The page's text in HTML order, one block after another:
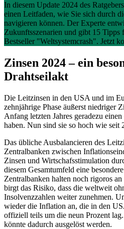
In diesem Update 2024 des
einen Leitfaden, wie Sie sich durch
navigieren können. Der Experte
Zukunftsszenarien und gibt 15 Tipps
Bestseller "Weltsystemcrash". Jetzt
Zinsen 2024 – ein
Drahtseilakt
Die Leitzinsen in den USA und im
zehnjährige Phase äußerst niedriger
Anfang letzten Jahres geradezu
haben. Nun sind sie so hoch wie seit
Das übliche Ausbalancieren des
Zentralbanken zwischen
Zinsen und Wirtschafsstimulation
diesem Gesamtumfeld eine
Zentralbanken halten noch rigoros
birgt das Risiko, dass die weltweit
Insolvenzzahlen weiter zunehmen.
wieder die Inflation an, die in den
offiziell teils um die neun Prozent
könnte dadurch ausgelöst werden.